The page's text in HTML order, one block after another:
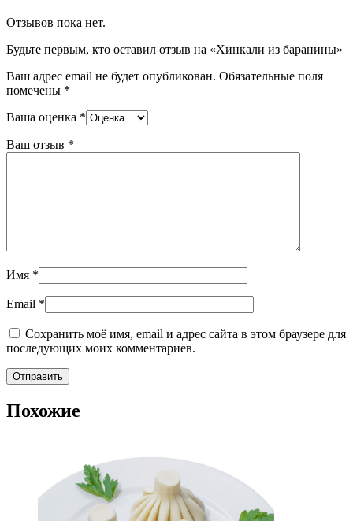
Отзывов пока нет.
Будьте первым, кто оставил отзыв на «Хинкали из баранины»
Ваш адрес email не будет опубликован. Обязательные поля
помечены *
Ваша оценка *
Ваш отзыв *
Имя *
Email *
Сохранить моё имя, email и адрес сайта в этом браузере для
последующих моих комментариев.
Похожие